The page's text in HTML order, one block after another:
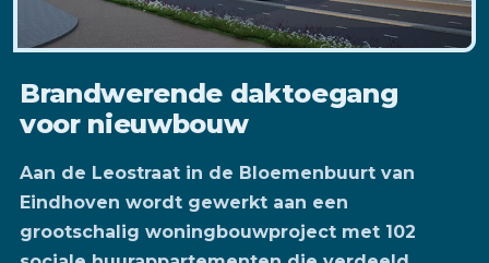
Brandwerende daktoegang
voor nieuwbouw
Aan de Leostraat in de Bloemenbuurt van
Eindhoven wordt gewerkt aan een
grootschalig woningbouwproject met 102